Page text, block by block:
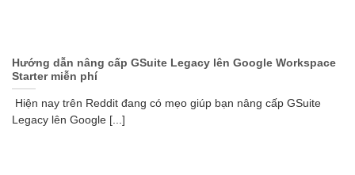
Hướng dẫn nâng cấp GSuite Legacy lên Google Workspace
Starter miễn phí
Hiện nay trên Reddit đang có mẹo giúp bạn nâng cấp GSuite
Legacy lên Google [...]